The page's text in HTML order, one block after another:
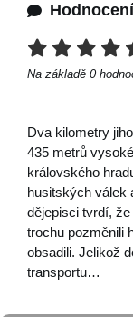
Hodnocení
Na základě 0
Dva kilometry
435 metrů
královského
husitských válek
dějepisci tvrdí,
trochu pozměnili
obsadili. Jelikož
transportu…